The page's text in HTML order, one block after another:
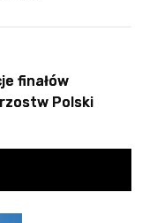
finałów
Polski